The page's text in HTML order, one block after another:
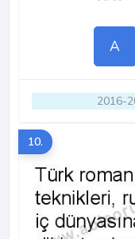
A
2016-
10.